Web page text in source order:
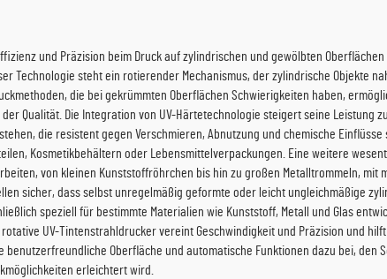
und Präzision beim Druck auf zylindrischen und gewölbten
Technologie steht ein rotierender Mechanismus, der zylindrische Objekte
die bei gekrümmten Oberflächen Schwierigkeiten haben,
Qualität. Die Integration von UV-Härtetechnologie steigert seine Leistung
die resistent gegen Verschmieren, Abnutzung und chemische
Kosmetikbehältern oder Lebensmittelverpackungen. Eine weitere
von kleinen Kunststoffröhrchen bis hin zu großen Metalltrommeln,
sicher, dass selbst unregelmäßig geformte oder leicht ungleichmäßige
speziell für bestimmte Materialien wie Kunststoff, Metall und Glas
UV-Tintenstrahldrucker vereint Geschwindigkeit und Präzision und
Oberfläche und automatische Funktionen dazu bei, den
erleichtert wird.